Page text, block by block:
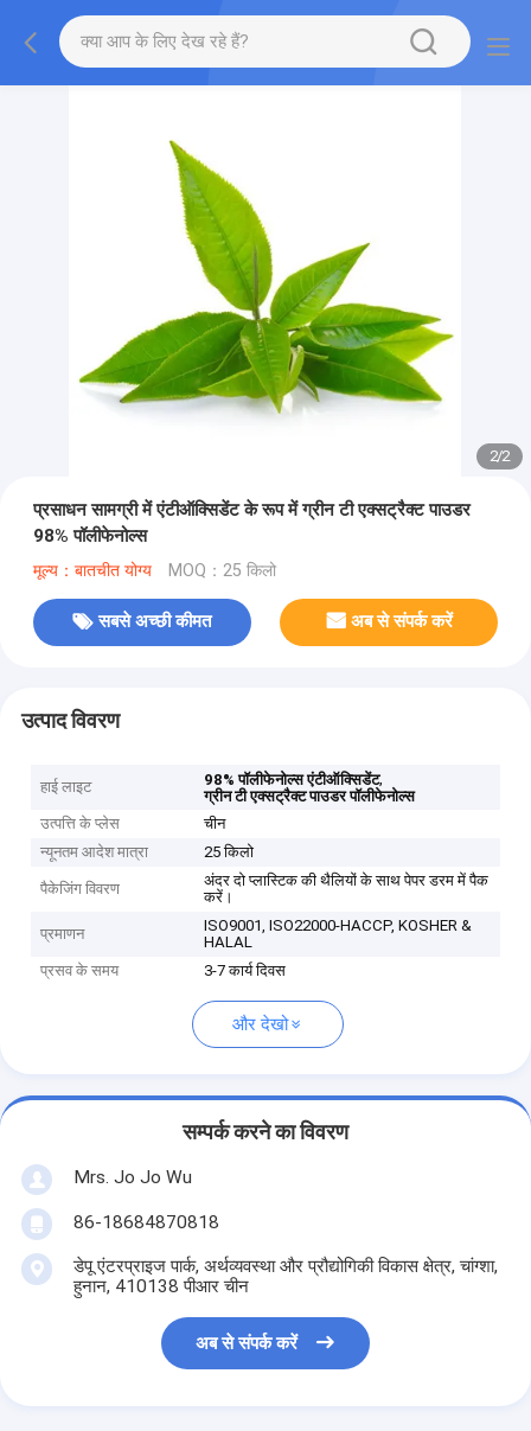
2/2
प्रसाधन सामग्री में एंटीऑक्सिडेंट के रूप में ग्रीन टी एक्सट्रैक्ट पाउडर
98% पॉलीफेनोल्स
मूल्य：बातचीत योग्य MOQ：25 किलो
सबसे अच्छी कीमत अब से संपर्क करें
उत्पाद विवरण
हाई लाइट 98% पॉलीफेनोल्स एंटीऑक्सिडेंट,
ग्रीन टी एक्सट्रैक्ट पाउडर पॉलीफेनोल्स
उत्पत्ति के प्लेस
चीन
न्यूनतम आदेश मात्रा
25 किलो
पैकेजिंग विवरण
अंदर दो प्लास्टिक की थैलियों के साथ पेपर डरम में पैक
करें।
प्रमाणन
ISO9001, ISO22000-HACCP, KOSHER &
HALAL
प्रसव के समय
3-7 कार्य दिवस
और देखो
सम्पर्क करने का विवरण
Mrs. Jo Jo Wu
86-18684870818
डेपू एंटरप्राइज पार्क, अर्थव्यवस्था और प्रौद्योगिकी विकास क्षेत्र, चांग्शा,
हुनान, 410138 पीआर चीन
अब से संपर्क करें